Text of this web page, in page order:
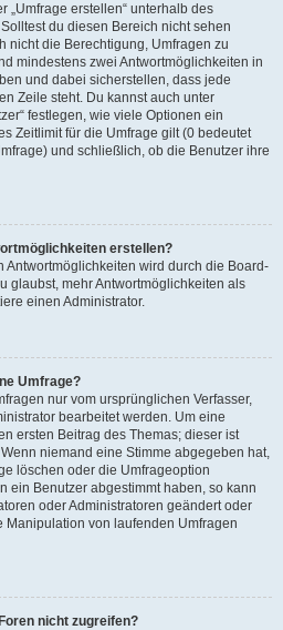
„Umfrage erstellen“ unterhalb des
du diesen Bereich nicht sehen
nicht die Berechtigung, Umfragen zu
mindestens zwei Antwortmöglichkeiten in
und dabei sicherstellen, dass jede
Zeile steht. Du kannst auch unter
festlegen, wie viele Optionen ein
Zeitlimit für die Umfrage gilt (0 bedeutet
und schließlich, ob die Benutzer ihre
erstellen?
Antwortmöglichkeiten wird durch die Board-
glaubst, mehr Antwortmöglichkeiten als
einen Administrator.
Umfrage?
nur vom ursprünglichen Verfasser,
bearbeitet werden. Um eine
ersten Beitrag des Themas; dieser ist
niemand eine Stimme abgegeben hat,
löschen oder die Umfrageoption
ein Benutzer abgestimmt haben, so kann
oder Administratoren geändert oder
von laufenden Umfragen
nicht zugreifen?